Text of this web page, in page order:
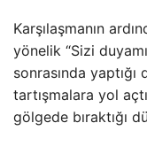
Karşılaşmanın
yönelik “Sizi
sonrasında
tartışmalara yol
gölgede bıraktığı